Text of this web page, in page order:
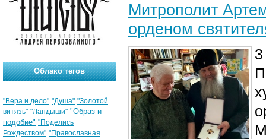
Митрополит
орденом
Облако тегов
"Вера и дело" "Душа" "Золотой
витязь" "Ландыши" "Образ и
подобие" "Поделись
Рождеством" "Православная